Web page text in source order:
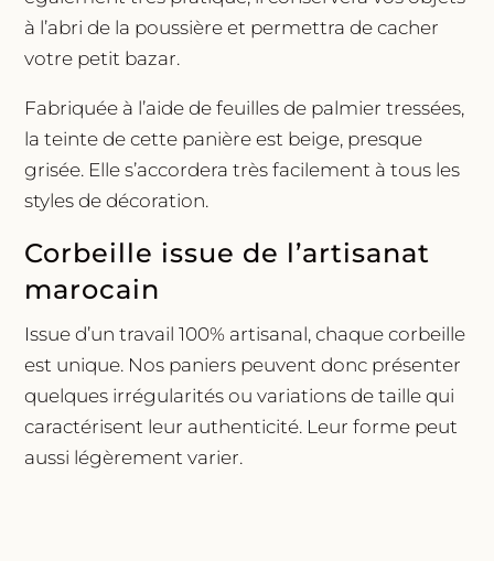
à l’abri de la poussière et permettra de cacher
votre petit bazar.
Fabriquée à l’aide de feuilles de palmier tressées,
la teinte de cette panière est beige, presque
grisée. Elle s’accordera très facilement à tous les
styles de décoration.
Corbeille issue de l’artisanat
marocain
Issue d’un travail 100% artisanal, chaque corbeille
est unique. Nos paniers peuvent donc présenter
quelques irrégularités ou variations de taille qui
caractérisent leur authenticité. Leur forme peut
aussi légèrement varier.